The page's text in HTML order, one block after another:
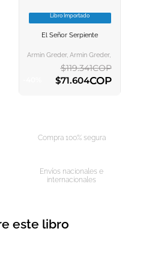
Tort, Gemma Martí O'toole
VER INFORMACION
Libro Importado
El Señor Serpiente
Armin Greder, Armin Greder, Lara
$119.341COP
$71.604COP
Compra 100% segura
Envíos nacionales e
internacionales
este libro